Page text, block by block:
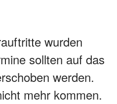
wurden
sollten auf das
werden.
mehr kommen.